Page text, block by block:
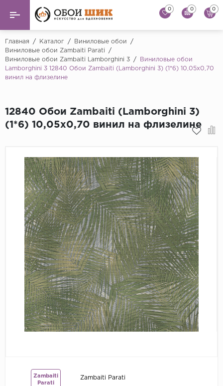
Назад
Виниловые обои ...
Artsimple
AS Creation
Decori Decori
...
Emiliana Parati
Fipar
Grandeco
Kerama Marazzi
Marburg
..
Prima Italiana
Rasch
Флоковые обои
Фрески
Обои под покраску
Краска
0 0 0
Главная / Каталог / Виниловые обои
/
Виниловые обои Zambaiti Parati
/
Виниловые обои Zambaiti Lamborghini 3
/
Виниловые обои
Lamborghini 3 12840 Обои Zambaiti (Lamborghini 3) (1*6) 10,05x0,70
винил на флизелине
12840 Обои Zambaiti (Lamborghini 3)
(1*6) 10,05x0,70 винил на флизелине
Zambaiti
Parati
Zambaiti Parati